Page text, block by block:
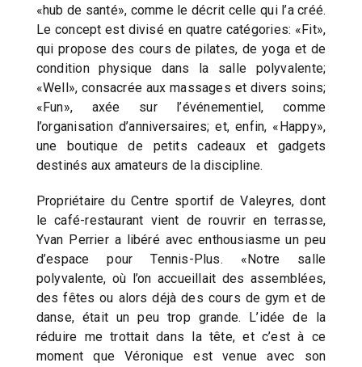
«hub de santé», comme le décrit celle qui l’a créé.
Le concept est divisé en quatre catégories: «Fit»,
qui propose des cours de pilates, de yoga et de
condition physique dans la salle polyvalente;
«Well», consacrée aux massages et divers soins;
«Fun», axée sur l’événementiel, comme
l’organisation d’anniversaires; et, enfin, «Happy»,
une boutique de petits cadeaux et gadgets
destinés aux amateurs de la discipline.
Propriétaire du Centre sportif de Valeyres, dont
le café-restaurant vient de rouvrir en terrasse,
Yvan Perrier a libéré avec enthousiasme un peu
d’espace pour Tennis-Plus. «Notre salle
polyvalente, où l’on accueillait des assemblées,
des fêtes ou alors déjà des cours de gym et de
danse, était un peu trop grande. L’idée de la
réduire me trottait dans la tête, et c’est à ce
moment que Véronique est venue avec son